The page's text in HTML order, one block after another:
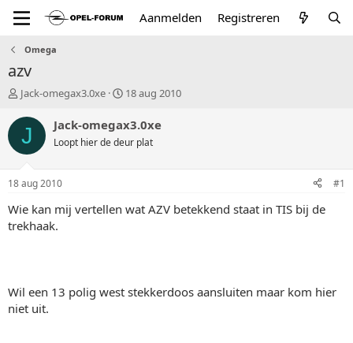
Aanmelden Registreren
Omega
azv
T
p
a
r
e
Jack-omegax3.0xe
S
a
t
u
18 aug 2010
J Jack-omegax3.0xe
Loopt hier de deur plat
18 aug 2010 #1
Wie kan mij vertellen wat AZV betekkend staat in TIS bij de
trekhaak.
Wil een 13 polig west stekkerdoos aansluiten maar kom hier
niet uit.